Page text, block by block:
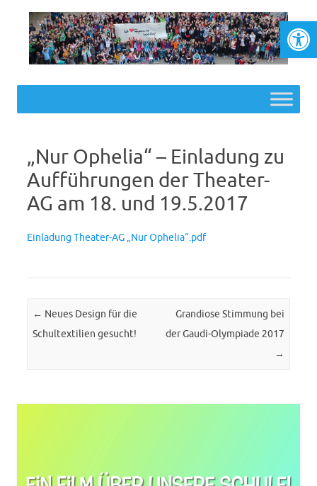
„Nur Ophelia“ – Einladung zu
Aufführungen der Theater-
AG am 18. und 19.5.2017
Einladung Theater-AG „Nur Ophelia“.pdf
Post navigation
← Neues Design für die
Schultextilien gesucht!
Grandiose Stimmung bei
der Gaudi-Olympiade 2017
→